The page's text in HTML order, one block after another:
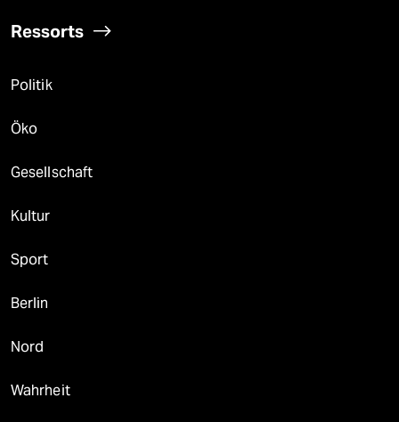
Ressorts
Politik
Öko
Gesellschaft
Kultur
Sport
Berlin
Nord
Wahrheit